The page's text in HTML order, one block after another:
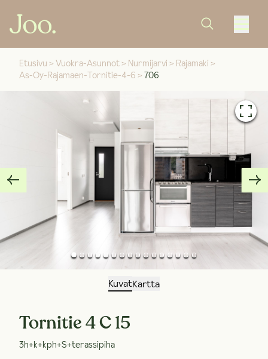
Etusivu > Vuokra-Asunnot > Nurmijarvi > Rajamaki >
As-Oy-Rajamaen-Tornitie-4-6 > 706
KuvatKartta
Tornitie 4 C 15
3h+k+kph+S+terassipiha